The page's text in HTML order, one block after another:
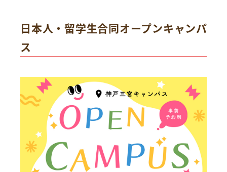
日本人・留学生合同オープンキャンパ
ス